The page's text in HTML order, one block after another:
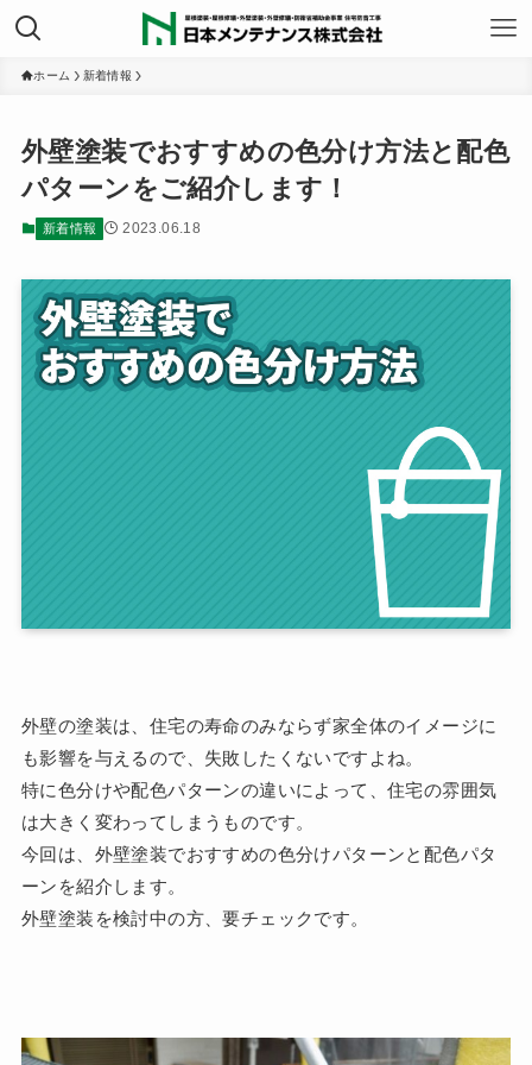
ホーム 新着情報
外壁塗装でおすすめの色分け方法と配色
パターンをご紹介します！
新着情報 2023.06.18
外壁の塗装は、住宅の寿命のみならず家全体のイメージに
も影響を与えるので、失敗したくないですよね。
特に色分けや配色パターンの違いによって、住宅の雰囲気
は大きく変わってしまうものです。
今回は、外壁塗装でおすすめの色分けパターンと配色パタ
ーンを紹介します。
外壁塗装を検討中の方、要チェックです。